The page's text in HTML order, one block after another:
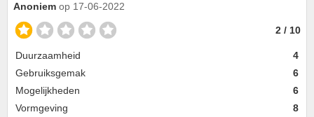
Anoniem op 17-06-2022
2 / 10
Duurzaamheid
4
Gebruiksgemak
6
Mogelijkheden
6
Vormgeving
8